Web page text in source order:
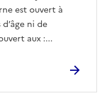
est ouvert à
ni de
aux :...